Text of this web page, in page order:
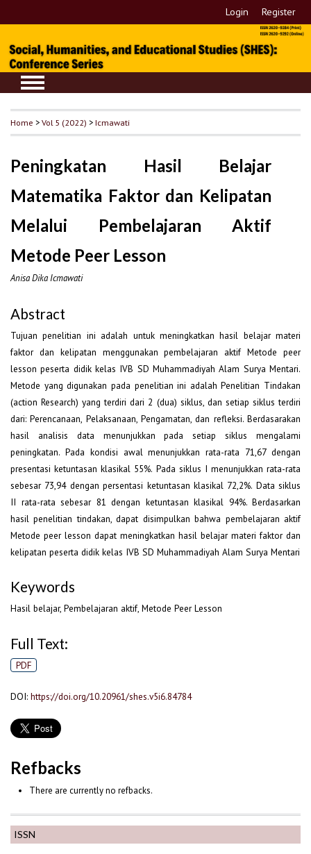
Login Register
ISSN
Home >Vol 5 (2022) >Icmawati
Peningkatan Hasil Belajar
Matematika Faktor dan Kelipatan
Melalui Pembelajaran Aktif
Metode Peer Lesson
Anisa Dika Icmawati
Abstract
Tujuan penelitian ini adalah untuk meningkatkan hasil belajar materi
faktor dan kelipatan menggunakan pembelajaran aktif Metode peer
lesson peserta didik kelas IVB SD Muhammadiyah Alam Surya Mentari.
Metode yang digunakan pada penelitian ini adalah Penelitian Tindakan
(action Research) yang terdiri dari 2 (dua) siklus, dan setiap siklus terdiri
dari: Perencanaan, Pelaksanaan, Pengamatan, dan refleksi. Berdasarakan
hasil analisis data menunjukkan pada setiap siklus mengalami
peningkatan. Pada kondisi awal menunjukkan rata-rata 71,67 dengan
presentasi ketuntasan klasikal 55%. Pada siklus I menunjukkan rata-rata
sebesar 73,94 dengan persentasi ketuntasan klasikal 72,2%. Data siklus
II rata-rata sebesar 81 dengan ketuntasan klasikal 94%. Berdasarkan
hasil penelitian tindakan, dapat disimpulkan bahwa pembelajaran aktif
Metode peer lesson dapat meningkatkan hasil belajar materi faktor dan
kelipatan peserta didik kelas IVB SD Muhammadiyah Alam Surya Mentari
Keywords
Hasil belajar, Pembelajaran aktif, Metode Peer Lesson
Full Text:
PDF
DOI: https://doi.org/10.20961/shes.v5i6.84784
Refbacks
There are currently no refbacks.